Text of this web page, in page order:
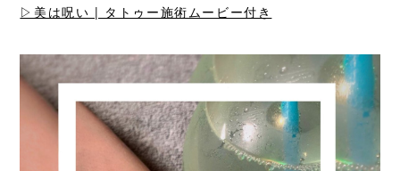
▷美は呪い | タトゥー施術ムービー付き